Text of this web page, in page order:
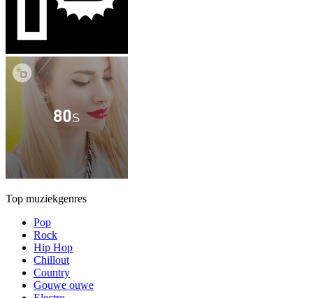
Top muziekgenres
Pop
Rock
Hip Hop
Chillout
Country
Gouwe ouwe